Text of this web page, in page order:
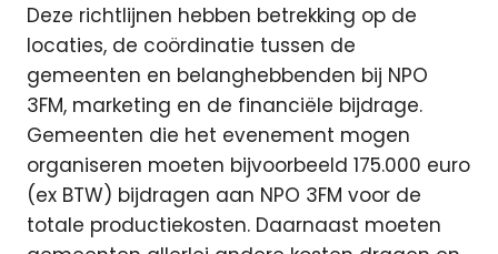
Deze richtlijnen hebben betrekking op de
locaties, de coördinatie tussen de
gemeenten en belanghebbenden bij NPO
3FM, marketing en de financiële bijdrage.
Gemeenten die het evenement mogen
organiseren moeten bijvoorbeeld 175.000 euro
(ex BTW) bijdragen aan NPO 3FM voor de
totale productiekosten. Daarnaast moeten